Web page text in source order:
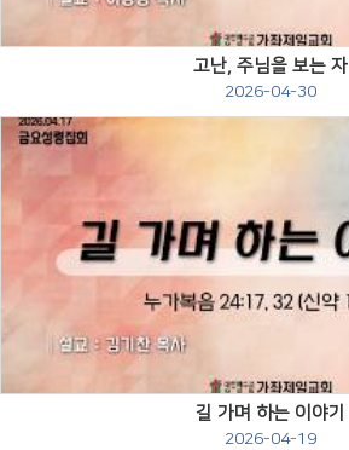
고난, 주님을 보는 자
2026-04-30
Views
길 가며 하는 이야기
2026-04-19